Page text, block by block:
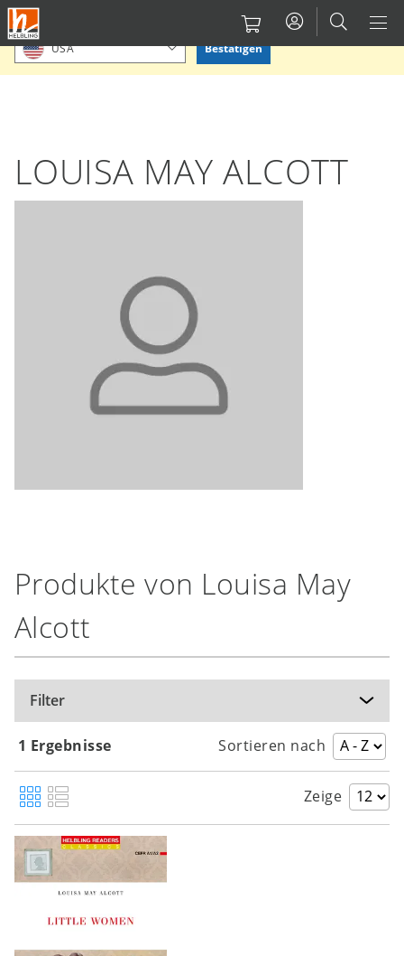
Direkt
zum
Inhalt
Bitte Standort bestätigen oder einen anderen auswählen.
USA Bestätigen
LOUISA MAY ALCOTT
Produkte von Louisa May
Alcott
Filter
1 Ergebnisse Sortieren nach
Zeige